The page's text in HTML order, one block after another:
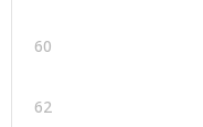
60
62